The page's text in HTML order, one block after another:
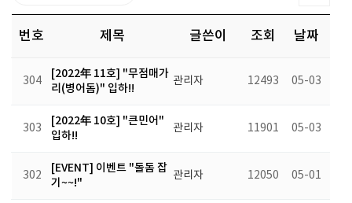
번호 제목 글쓴이 조회 날짜
304
[2022年 11호] "무점매가
리(병어돔)" 입하!!
관리자 12493 05-03
303
[2022年 10호] "큰민어"
입하!!
관리자 11901 05-03
302
[EVENT] 이벤트 "돌돔 잡
기~~!"
관리자 12050 05-01